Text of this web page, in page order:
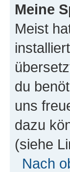
Meine
Meist
du
uns
dazu
(siehe
Nach